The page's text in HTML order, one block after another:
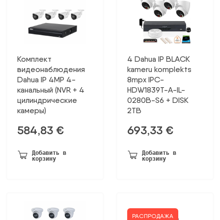
Комплект
видеонаблюдения
Dahua IP 4MP 4-
канальный (NVR + 4
цилиндрические
камеры)
584,83 €
Добавить в
корзину
4 Dahua IP BLACK
kameru komplekts
8mpx IPC-
HDW1839T-A-IL-
0280B-S6 + DISK
2TB
693,33 €
Добавить в
корзину
РАСПРОДАЖА